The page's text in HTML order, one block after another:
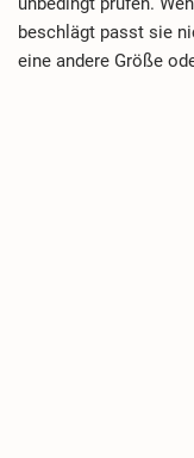
beschlägt passt sie
eine andere Größe